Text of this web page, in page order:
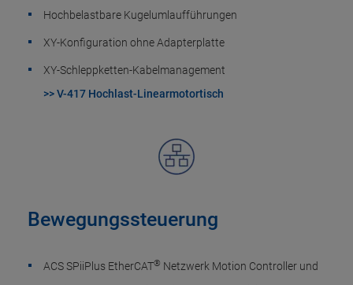
Hochbelastbare Kugelumlaufführungen
XY-Konfiguration ohne Adapterplatte
XY-Schleppketten-Kabelmanagement
>> V-417 Hochlast-Linearmotortisch
Bewegungssteuerung
ACS SPiiPlus EtherCAT® Netzwerk Motion Controller und